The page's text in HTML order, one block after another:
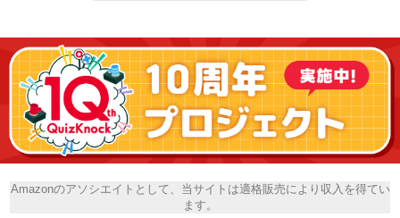
Amazonのアソシエイトとして、当サイトは適格販売により収入を得てい
ます。